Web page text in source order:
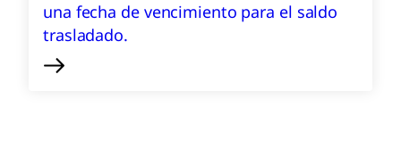
una fecha de vencimiento para el saldo
trasladado.